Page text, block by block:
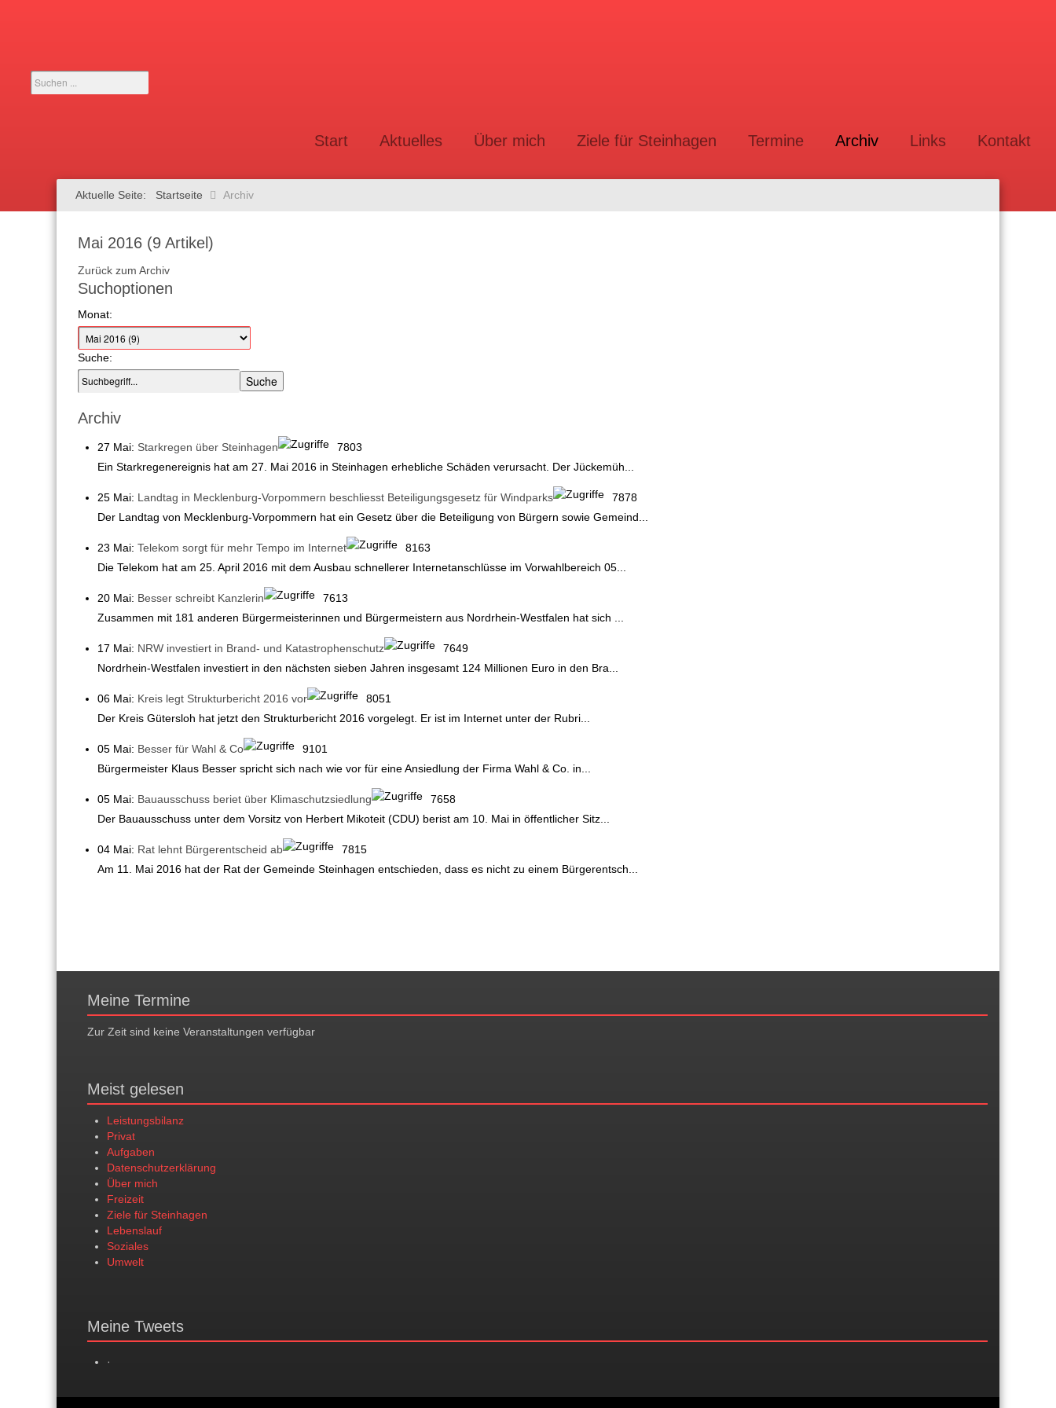
Suchen
...
Start Aktuelles Über mich Ziele für Steinhagen Termine Archiv Links Kontakt
Aktuelle Seite: Startseite Archiv
Mai 2016 (9 Artikel)
Zurück zum Archiv
Suchoptionen
Monat:
Suche:
Archiv
27 Mai: Starkregen über Steinhagen
7803
Ein Starkregenereignis hat am 27. Mai 2016 in Steinhagen erhebliche Schäden verursacht. Der Jückemüh...
25 Mai: Landtag in Mecklenburg-Vorpommern beschliesst Beteiligungsgesetz für Windparks
7878
Der Landtag von Mecklenburg-Vorpommern hat ein Gesetz über die Beteiligung von Bürgern sowie Gemeind...
23 Mai: Telekom sorgt für mehr Tempo im Internet
8163
Die Telekom hat am 25. April 2016 mit dem Ausbau schnellerer Internetanschlüsse im Vorwahlbereich 05...
20 Mai: Besser schreibt Kanzlerin
7613
Zusammen mit 181 anderen Bürgermeisterinnen und Bürgermeistern aus Nordrhein-Westfalen hat sich ...
17 Mai: NRW investiert in Brand- und Katastrophenschutz
7649
Nordrhein-Westfalen investiert in den nächsten sieben Jahren insgesamt 124 Millionen Euro in den Bra...
06 Mai: Kreis legt Strukturbericht 2016 vor
8051
Der Kreis Gütersloh hat jetzt den Strukturbericht 2016 vorgelegt. Er ist im Internet unter der Rubri...
05 Mai: Besser für Wahl & Co
9101
Bürgermeister Klaus Besser spricht sich nach wie vor für eine Ansiedlung der Firma Wahl & Co. in...
05 Mai: Bauausschuss beriet über Klimaschutzsiedlung
7658
Der Bauausschuss unter dem Vorsitz von Herbert Mikoteit (CDU) berist am 10. Mai in öffentlicher Sitz...
04 Mai: Rat lehnt Bürgerentscheid ab
7815
Am 11. Mai 2016 hat der Rat der Gemeinde Steinhagen entschieden, dass es nicht zu einem Bürgerentsch...
Meine Termine
Zur Zeit sind keine Veranstaltungen verfügbar
Meist gelesen
Leistungsbilanz
Privat
Aufgaben
Datenschutzerklärung
Über mich
Freizeit
Ziele für Steinhagen
Lebenslauf
Soziales
Umwelt
Meine Tweets
·